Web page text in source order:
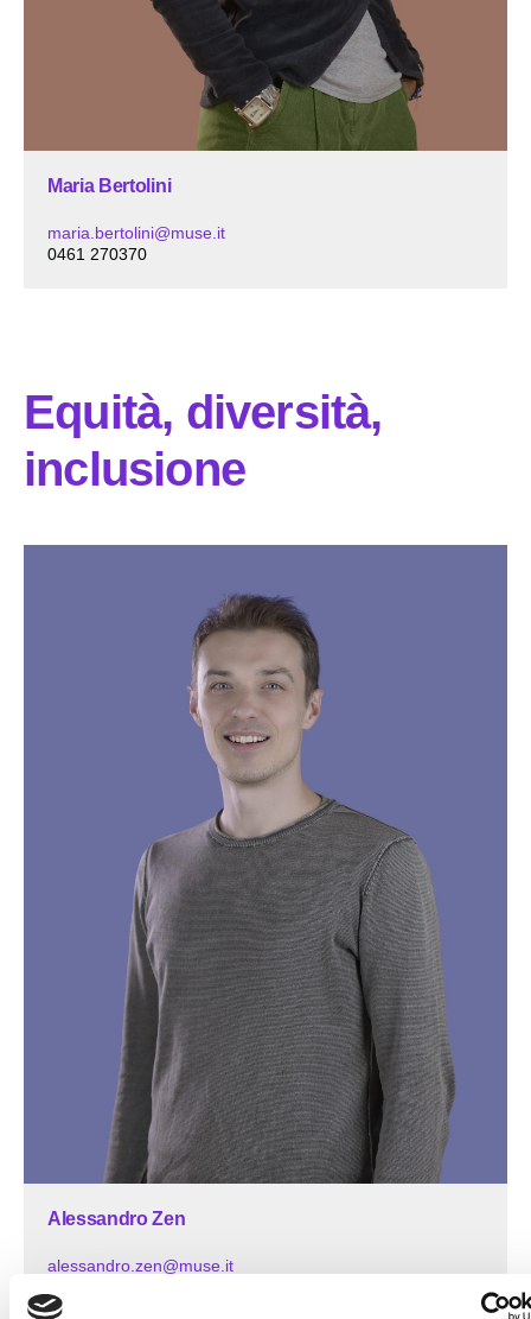
Maria Bertolini
maria.bertolini@muse.it
0461 270370
Equità, diversità,
inclusione
Alessandro Zen
alessandro.zen@muse.it